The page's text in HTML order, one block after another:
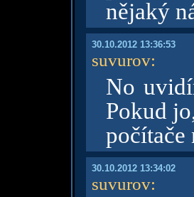
nějaký
30.10.2012 13:36:53
suvurov:
No
Pokud
počítače
30.10.2012 13:34:02
suvurov: